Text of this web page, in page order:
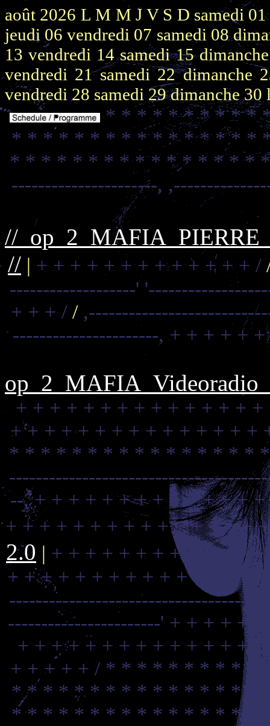
août 2026 L M M J V S D samedi
jeudi 06vendredi 07 samedi 08
13vendredi 14samedi 15
vendredi 21samedi 22dimanche
vendredi 28 samedi 29dimanche 30
* * * * * * * * * *
* * * * * * * * * * * * * * * *
* * * * * * * * * * * * * * * *
----------------------,
//
// | + + + + + + + + + + + + + /
-------------------'
+ + + / /
----------------------,+ + + + +
+ + + + + + + + + + + + + +
+ + + + + + + + + + + + + +
* * * * * * * * * * * * * * * *
--,+ + + + + + + + + + + + +
+ + + + + + + + + + + + + + +
2.0 | + + + + + + + + + + + +
+ + + + + + + + + + + + + + +
-----------------------' + + + + +
+ + + + + + + + + + + + + +
+ + + + + / * * * * * * * * * *
* * * * * * * * * * * * * * * *
* * * * * * * * * * * * * * * *